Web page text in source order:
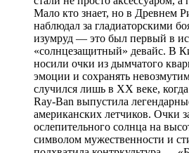
Мало кто знает, но в Древнем
наблюдал за гладиаторскими
изумруд — это был первый в
«солнцезащитный» девайс. В
носили очки из дымчатого
эмоции и сохранять
случился лишь в XX веке,
Ray-Ban выпустила
американских летчиков. Очки
ослепительного солнца на
символом мужественности и